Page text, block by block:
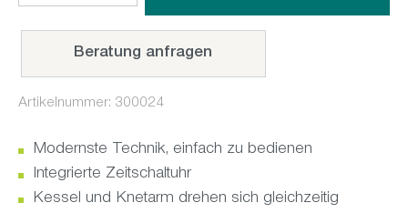
Beratung anfragen
Artikelnummer: 300024
Modernste Technik, einfach zu bedienen
Integrierte Zeitschaltuhr
Kessel und Knetarm drehen sich gleichzeitig